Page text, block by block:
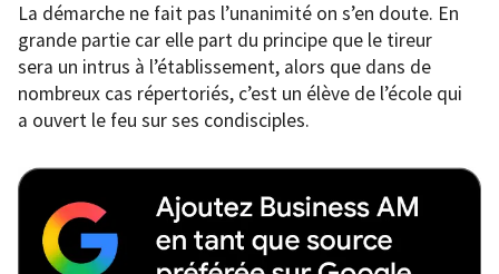
La démarche ne fait pas l’unanimité on s’en doute. En
grande partie car elle part du principe que le tireur
sera un intrus à l’établissement, alors que dans de
nombreux cas répertoriés, c’est un élève de l’école qui
a ouvert le feu sur ses condisciples.